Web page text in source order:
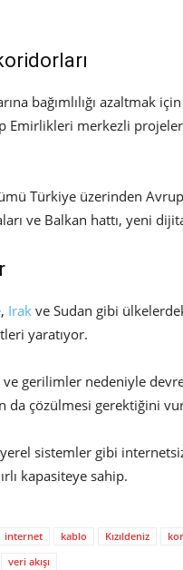
bağımlılığı azaltmak
Emirlikleri merkezli
Türkiye üzerinden
ve Balkan hattı, yeni
, Irak ve Sudan gibi
yaratıyor.
gerilimler nedeniyle
da çözülmesi gerektiğini
sistemler gibi
kapasiteye sahip.
internet kablo Kızıldeniz
veri akışı